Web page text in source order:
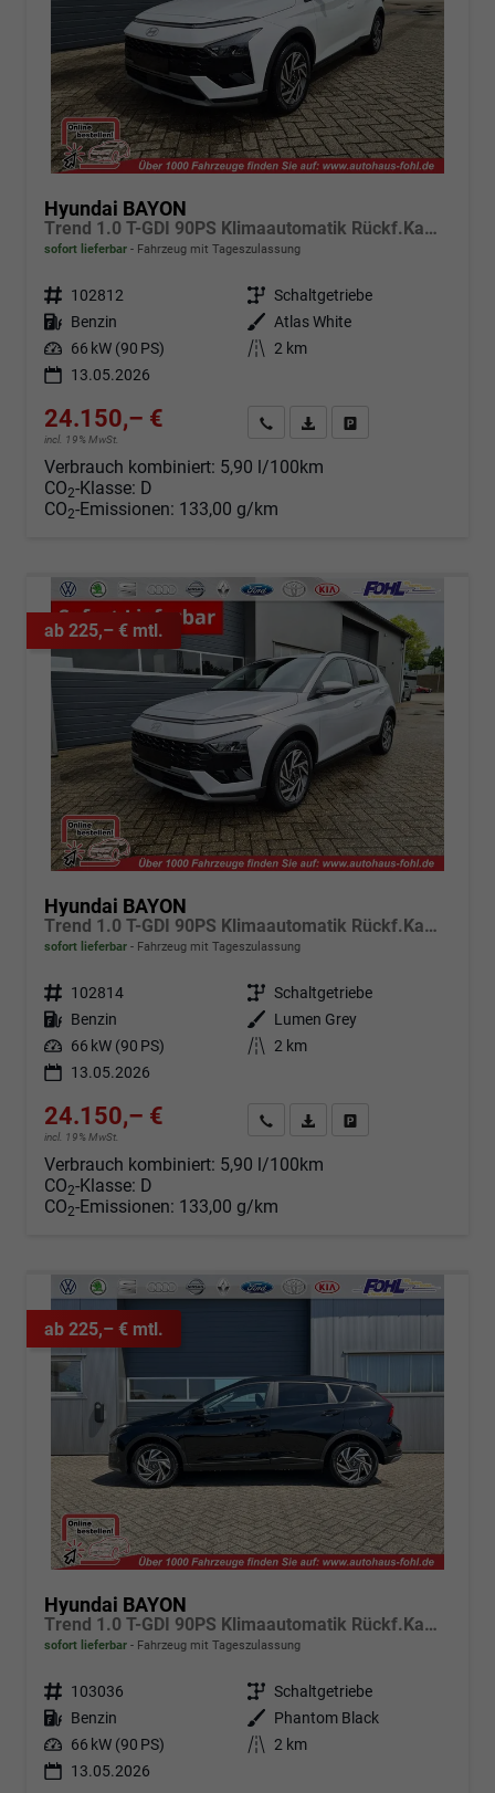
Hyundai BAYON
Trend 1.0 T-GDI 90PS Klimaautomatik Rückf.Kamera Parksensoren Sitzheizung Lenkradheizung Bluetooth Touchscreen Tempomat Apple CarPlay + Android Auto 16"LM
sofort lieferbar Fahrzeug mit Tageszulassung
Fahrzeugnr. 102812 Getriebe Schaltgetriebe
Kraftstoff Benzin Außenfarbe Atlas White
Leistung 66 kW (90 PS) Kilometerstand 2 km
13.05.2026
24.150,– €
incl. 19% MwSt.
Angebot anfordern
Fahrzeugexpose (PDF)
Verbrauch kombiniert: 5,90 l/100km
CO2-Klasse: D
CO2-Emissionen: 133,00 g/km
ab 225,– € mtl.
Hyundai BAYON
Trend 1.0 T-GDI 90PS Klimaautomatik Rückf.Kamera Parksensoren Sitzheizung Lenkradheizung Bluetooth Touchscreen Tempomat Apple CarPlay + Android Auto 16"LM
sofort lieferbar Fahrzeug mit Tageszulassung
Fahrzeugnr. 102814 Getriebe Schaltgetriebe
Kraftstoff Benzin Außenfarbe
Lumen Grey
Leistung 66 kW (90 PS) Kilometerstand 2 km
13.05.2026
24.150,– €
incl. 19% MwSt.
Angebot anfordern
Fahrzeugexpose (PDF)
Verbrauch kombiniert: 5,90 l/100km
CO2-Klasse: D
CO2-Emissionen: 133,00 g/km
ab 225,– € mtl.
Hyundai BAYON
Trend 1.0 T-GDI 90PS Klimaautomatik Rückf.Kamera Parksensoren Sitzheizung Lenkradheizung Bluetooth Touchscreen Tempomat Apple CarPlay + Android Auto 16"LM
sofort lieferbar Fahrzeug mit Tageszulassung
Fahrzeugnr. 103036 Getriebe Schaltgetriebe
Kraftstoff Benzin Außenfarbe
Phantom Black
Leistung 66 kW (90 PS) Kilometerstand 2 km
13.05.2026